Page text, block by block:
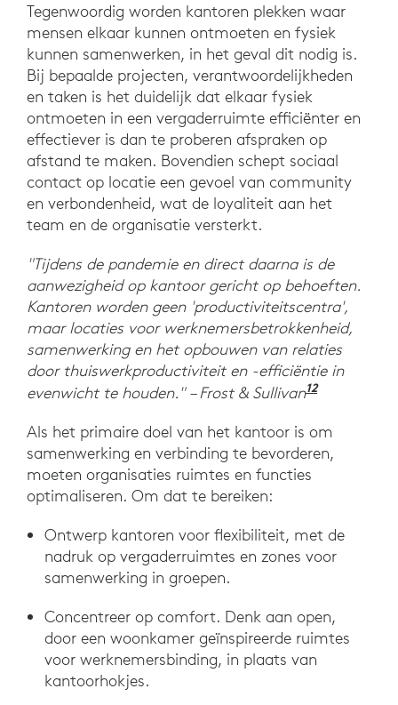
Tegenwoordig worden kantoren plekken waar
mensen elkaar kunnen ontmoeten en fysiek
kunnen samenwerken, in het geval dit nodig is.
Bij bepaalde projecten, verantwoordelijkheden
en taken is het duidelijk dat elkaar fysiek
ontmoeten in een vergaderruimte efficiënter en
effectiever is dan te proberen afspraken op
afstand te maken. Bovendien schept sociaal
contact op locatie een gevoel van community
en verbondenheid, wat de loyaliteit aan het
team en de organisatie versterkt.
"Tijdens de pandemie en direct daarna is de
aanwezigheid op kantoor gericht op behoeften.
Kantoren worden geen 'productiviteitscentra',
maar locaties voor werknemersbetrokkenheid,
samenwerking en het opbouwen van relaties
door thuiswerkproductiviteit en -efficiëntie in
evenwicht te houden." – Frost & Sullivan12“Post-
Als het primaire doel van het kantoor is om
samenwerking en verbinding te bevorderen,
moeten organisaties ruimtes en functies
optimaliseren. Om dat te bereiken:
Ontwerp kantoren voor flexibiliteit, met de
nadruk op vergaderruimtes en zones voor
samenwerking in groepen.
Concentreer op comfort. Denk aan open,
door een woonkamer geïnspireerde ruimtes
voor werknemersbinding, in plaats van
kantoorhokjes.